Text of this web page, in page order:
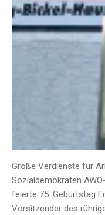
Große Verdienste für
Sozialdemokraten
feierte 75. Geburtstag
Vorsitzender des